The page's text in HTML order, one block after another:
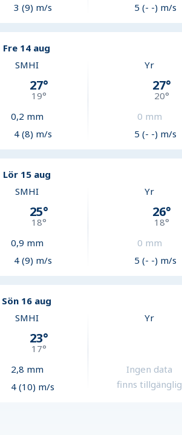
3 (9) m/s
5 (- -) m/s
Fre 14 aug
SMHI
27°
19°
0,2 mm
4 (8) m/s
Yr
27°
20°
0 mm
5 (- -) m/s
Lör 15 aug
SMHI
25°
18°
0,9 mm
4 (9) m/s
Yr
26°
18°
0 mm
5 (- -) m/s
Sön 16 aug
SMHI
23°
17°
2,8 mm
4 (10) m/s
Yr
Ingen data
finns tillgänglig